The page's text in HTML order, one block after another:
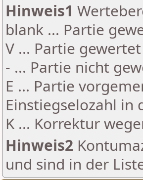
Hinweis1
blank ... Partie
V ... Partie
- ... Partie nicht
E ... Partie
Einstiegselozahl in
K ... Korrektur
Hinweis2
und sind in der